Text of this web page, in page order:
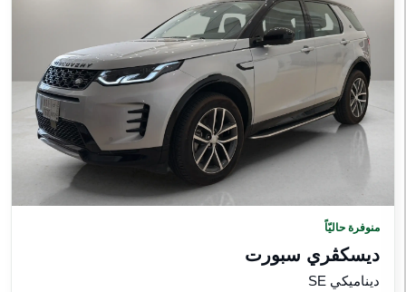
منوفرة حاليّاً
ديسكڤري سبورت‎
ديناميكي SE
المحرك
المواصفات
اللون
الداخلي